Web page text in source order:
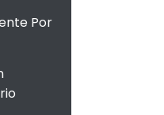
Por